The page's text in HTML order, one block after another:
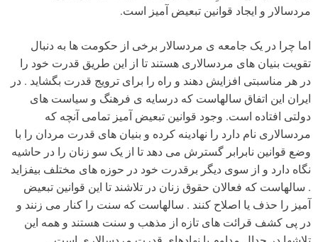
مردسالار و ایجاد قوانین تبعیض آمیز است.
اما چرا در یک جامعه ی مردسالار برخی از حکومت ها به دنبال
تقویت بنیان های مردسالاری هستند تا از این طریق قدرت خود را
در هر مناسبتی افزایش دهند و راه را برای ترویج قدرت بگشاید . در
ایران این اتفاق سالهاست که درسایه ی فرهنگ و سیاست های
دولتی افتاده است. وجود قوانین تبعیض آمیز تمامی آنچه که
مردسالاری نام دارد را نهادینه کرده و بنیان های قدرت مردان را با
وضع قوانین نابرابر گسترش می دهد تا از یک سو زنان را در حاشیه
نگاه دارد و از سوی دیگر برقدرت خود در حوزه های مختلف بیفزاید
. سالهاست که فعالان حقوق زنان در تلاشند تا این قوانین تبعیض
آمیز را حذف یا اصلاح کنند . سالهاست که سنت را کنار می زنند و
در پی کشف قرائت های تازه از مذهب و سنت هستند و همه این